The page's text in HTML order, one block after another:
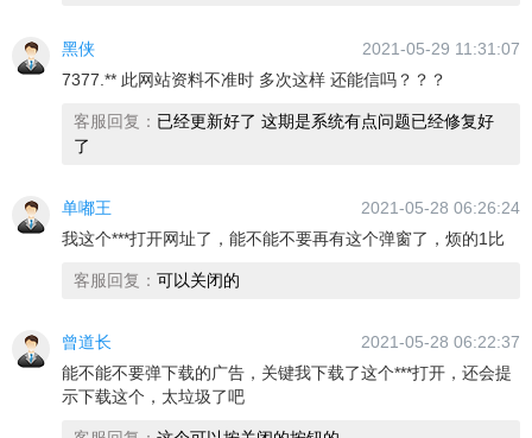
黑侠
2021-05-29 11:31:07
7377.** 此网站资料不准时 多次这样 还能信吗？？？
客服回复： 已经更新好了 这期是系统有点问题已经修复好
了
单嘟王
2021-05-28 06:26:24
我这个***打开网址了，能不能不要再有这个弹窗了，烦的1比
客服回复： 可以关闭的
曾道长
2021-05-28 06:22:37
能不能不要弹下载的广告，关键我下载了这个***打开，还会提
示下载这个，太垃圾了吧